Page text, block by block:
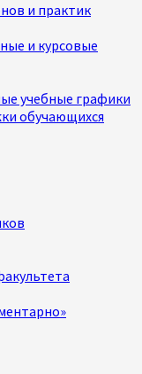
и практик
и курсовые
учебные графики
обучающихся